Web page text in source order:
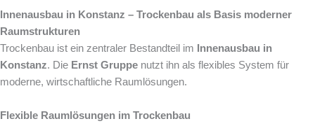
Innenausbau in Konstanz – Trockenbau als Basis moderner
Raumstrukturen
Trockenbau ist ein zentraler Bestandteil im
Innenausbau in
Konstanz. Die Ernst Gruppe nutzt ihn als flexibles System für
moderne, wirtschaftliche Raumlösungen.
Flexible Raumlösungen im Trockenbau